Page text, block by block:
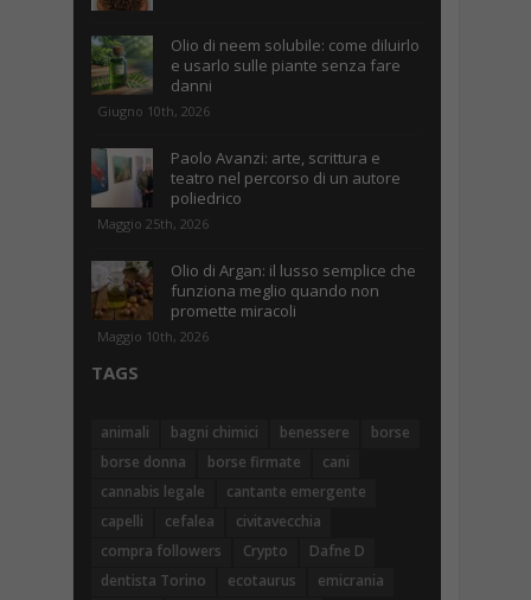
Olio di neem solubile: come diluirlo
e usarlo sulle piante senza fare
danni
Giugno 10th, 2026
Paolo Avanzi: arte, scrittura e
teatro nel percorso di un autore
poliedrico
Maggio 25th, 2026
Olio di Argan: il lusso semplice che
funziona meglio quando non
promette miracoli
Maggio 10th, 2026
TAGS
animali bagni chimici benessere
borse
borse donna
borse firmate
cani
cannabis legale
cantante emergente
capelli
cefalea
civitavecchia
compra followers
Crypto
Dafne D
dentista Torino
ecotaurus
emicrania